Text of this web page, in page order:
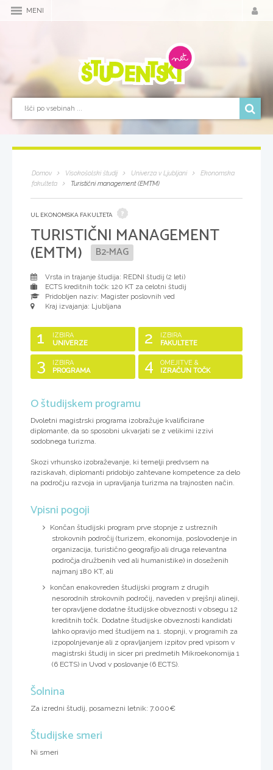
MENI
Domov Visokošolski študij Univerza v Ljubljani
Ekonomska
fakulteta
Turistični management (EMTM)
UL EKONOMSKA FAKULTETA
TURISTIČNI MANAGEMENT
(EMTM) B2-MAG
Vrsta in trajanje študija: REDNI študij (2 leti)
ECTS kreditnih točk: 120 KT za celotni študij
Pridobljen naziv: Magister poslovnih ved
Kraj izvajanja: Ljubljana
1
IZBIRA
UNIVERZE
2
IZBIRA
FAKULTETE
3
IZBIRA
PROGRAMA
4
OMEJITVE &
IZRAČUN TOČK
O študijskem programu
Dvoletni magistrski programa izobražuje kvalificirane
diplomante, da so sposobni ukvarjati se z velikimi izzivi
sodobnega turizma.
Skozi vrhunsko izobraževanje, ki temelji predvsem na
raziskavah, diplomanti pridobijo zahtevane kompetence za delo
na področju razvoja in upravljanja turizma na trajnosten način.
Vpisni pogoji
Končan študijski program prve stopnje z ustreznih
strokovnih področij (turizem, ekonomija, poslovodenje in
organizacija, turistično geografijo ali druga relevantna
področja družbenih ved ali humanistike) in doseženih
najmanj 180 KT, ali
končan enakovreden študijski program z drugih
nesorodnih strokovnih področij, naveden v prejšnji alineji,
ter opravljene dodatne študijske obveznosti v obsegu 12
kreditnih točk. Dodatne študijske obveznosti kandidati
lahko opravijo med študijem na 1. stopnji, v programih za
izpopolnjevanje ali z opravljanjem izpitov pred vpisom v
magistrski študij in sicer pri predmetih Mikroekonomija 1
(6 ECTS) in Uvod v poslovanje (6 ECTS).
Šolnina
Za izredni študij, posamezni letnik: 7.000€
Študijske smeri
Ni smeri